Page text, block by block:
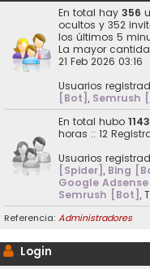
En total hay 356
ocultos y 352
los últimos 5
La mayor
21 Feb 2026 03:16
Usuarios
[Bot], Semrush
En total hubo
horas :: 12
Usuarios
[Spider], Bing
Google
Semrush [Bot],
Referencia: Administradores
Login